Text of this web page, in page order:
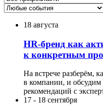
18 августа
HR-бренд как
к конкретным
На встрече разберём,
в компании, и обсудим
рекомендаций с
17 - 18 сентября